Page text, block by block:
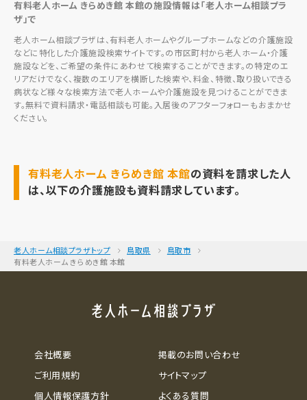
有料老人ホーム きらめき館 本館の施設情報は「老人ホーム相談プラ
ザ」で
老人ホーム相談プラザは、有料老人ホームやグループホームなどの介護施設
などに特化した介護施設検索サイトです。の市区町村から老人ホーム・介護
施設などを、ご希望の条件にあわせて検索することができます。の特定のエ
リアだけでなく、複数のエリアを横断した検索や、料金、特徴、取り扱いできる
病状など様々な検索方法で老人ホームや介護施設を見つけることができま
す。無料で資料請求・電話相談も可能。入居後のアフターフォローもおまかせ
ください。
有料老人ホーム きらめき館 本館の資料を請求した人
は、以下の介護施設も資料請求しています。
老人ホーム相談プラザトップ 鳥取県
鳥取市
有料老人ホーム きらめき館 本館
会社概要
ご利用規約
個人情報保護方針
掲載のお問い合わせ
サイトマップ
よくある質問